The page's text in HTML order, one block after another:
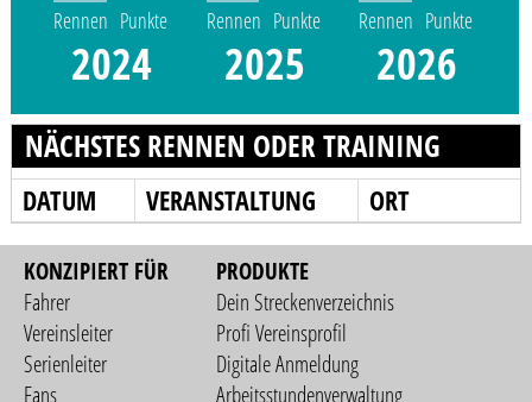
Rennen Punkte
2024
Rennen Punkte
2025
Rennen Punkte
2026
NÄCHSTES RENNEN ODER TRAINING
DATUM VERANSTALTUNG ORT
KONZIPIERT FÜR
Fahrer
Vereinsleiter
Serienleiter
Fans
PRODUKTE
Dein Streckenverzeichnis
Profi Vereinsprofil
Digitale Anmeldung
Arbeitsstundenverwaltung